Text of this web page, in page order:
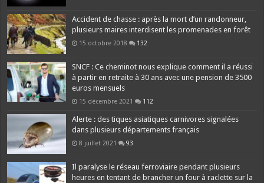
Accident de chasse : après la mort d’un randonneur,
plusieurs maires interdisent les promenades en forêt
15 octobre 2018 132
SNCF : Ce cheminot nous explique comment il a réussi
à partir en retraite à 30 ans avec une pension de 3500
euros mensuels
15 décembre 2021 112
Alerte : des tiques asiatiques carnivores signalées
dans plusieurs départements français
8 juillet 2021 93
Il paralyse le réseau ferroviaire pendant plusieurs
heures en tentant de brancher un four à raclette sur la